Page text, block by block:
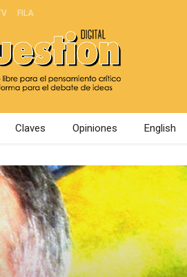
FILA
Claves Opiniones English